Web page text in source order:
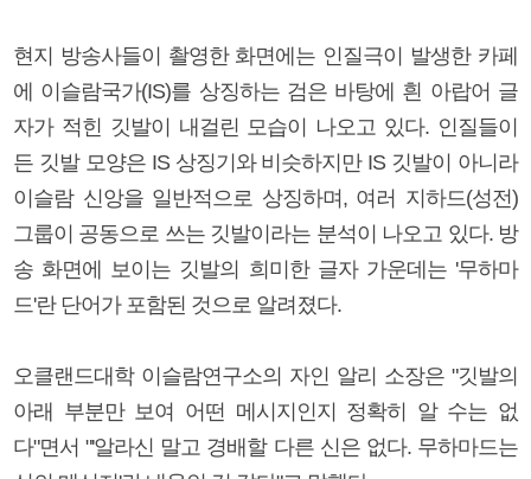
현지 방송사들이 촬영한 화면에는 인질극이 발생한 카페
에 이슬람국가(IS)를 상징하는 검은 바탕에 흰 아랍어 글
자가 적힌 깃발이 내걸린 모습이 나오고 있다. 인질들이
든 깃발 모양은 IS 상징기와 비슷하지만 IS 깃발이 아니라
이슬람 신앙을 일반적으로 상징하며, 여러 지하드(성전)
그룹이 공동으로 쓰는 깃발이라는 분석이 나오고 있다. 방
송 화면에 보이는 깃발의 희미한 글자 가운데는 '무하마
드'란 단어가 포함된 것으로 알려졌다.
오클랜드대학 이슬람연구소의 자인 알리 소장은 "깃발의
아래 부분만 보여 어떤 메시지인지 정확히 알 수는 없
다"면서 "'알라신 말고 경배할 다른 신은 없다. 무하마드는